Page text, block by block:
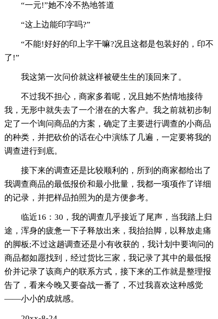
“一元!”她不冷不热地答道
“这上边能印字吗?”
“不能!好好的印上字干嘛?况且这都是包装好的，印不
了!”
我这第一次问价就这样被硬生生的顶回来了。
不过我不担心，商家多着呢，况且她不热情地接待
我，无形中就失去了一个潜在的大客户。我之前就初步制
定了一个询问商品的方案，确定了主要进行调查的小商品
的种类，并把砍价的话在心中演练了几遍，一定要将我的
调查进行到底。
接下来的调查还是比较顺利的，所到的商家都给出了
我调查商品的最低报价和最小批量，我都一项项作了详细
的记录，并把样品拍照为的是方便参考。
临近16：30，我的调查几乎接近了尾声，当我踏上归
途，浑身的疲惫一下子释放出来，我抬抬脚，以释放走痛
的脚板;不过这趟调查还是小有收获的，我计划中要询问的
商品都如愿找到，经过货比三家，我记录了其中的最低报
价并记录了该商户的联系方式，接下来的工作就是整理报
告了，看来今晚又要奋战一番了，不过我喜欢这种感觉
——小小的成就感。